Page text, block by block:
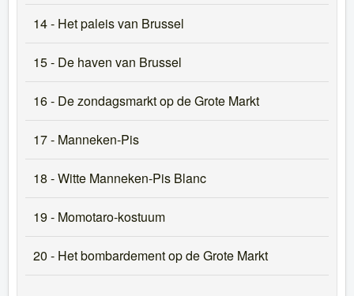
14 - Het paleis van Brussel
15 - De haven van Brussel
16 - De zondagsmarkt op de Grote Markt
17 - Manneken-Pis
18 - Witte Manneken-Pis Blanc
19 - Momotaro-kostuum
20 - Het bombardement op de Grote Markt